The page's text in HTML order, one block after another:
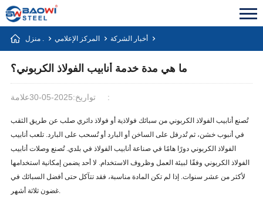
منزل . المركز الإعلامي أخبار الشركة
ما هي مدة خدمة أنابيب الفولاذ الكربوني؟
تواريخ:2025-05-30 علامة:
تُصنع أنابيب الفولاذ الكربوني من سبائك فولاذية أو فولاذ دائري صلب عن طريق الثقب
في أنبوب خشن، ثم تُدرفل على الساخن أو البارد أو تُسحب على البارد. تلعب أنابيب
الفولاذ الكربوني دورًا هامًا في صناعة أنابيب الفولاذ في بلدي. تُصنع وصلات أنابيب
الفولاذ الكربوني وفقًا لبيئة العمل وظروف الاستخدام. لا أحد يضمن إمكانية استخدامها
لأكثر من عشر سنوات. إذا لم تكن المادة مناسبة، فقد تتآكل حتى أفضل السبائك في
غضون ثلاثة أشهر.